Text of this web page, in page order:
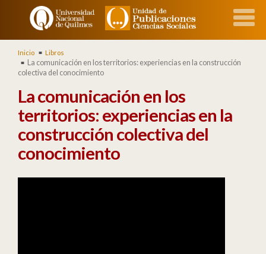
Inicio Libros
La comunicación en los territorios: experiencias en la construcción
colectiva del conocimiento
La comunicación en los
territorios: experiencias en la
construcción colectiva del
conocimiento